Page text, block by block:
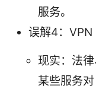
服务。
误解4：VPN
现实：法
某些服务